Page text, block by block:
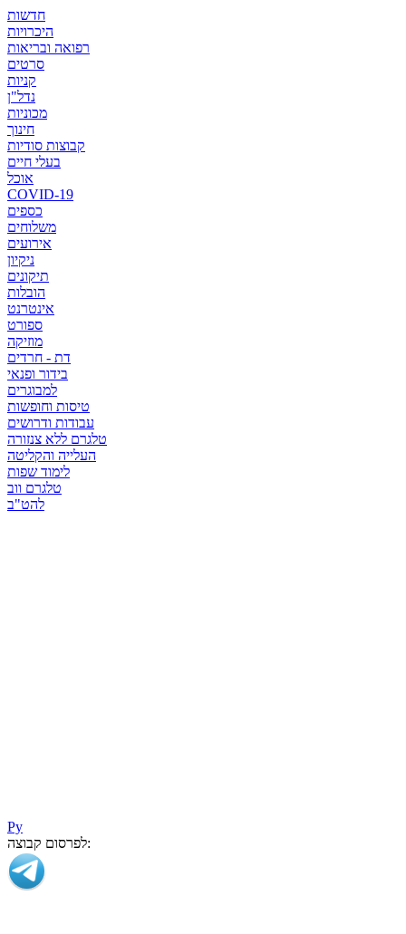
חדשות
היכרויות
רפואה ובריאות
סרטים
קניות
נדל"ן
מכוניות
חינוך
קבוצות סודיות
בעלי חיים
אוכל
COVID-19
כספים
משלוחים
אירועים
ניקיון
תיקונים
הובלות
אינטרנט
ספורט
מוזיקה
דת - חרדים
בידור ופנאי
למבוגרים
טיסות וחופשות
עבודות ודרושים
טלגרם ללא צנזורה
העלייה והקליטה
לימוד שפות
טלגרם ווב
להט"ב
Ру
לפרסום קבוצה: